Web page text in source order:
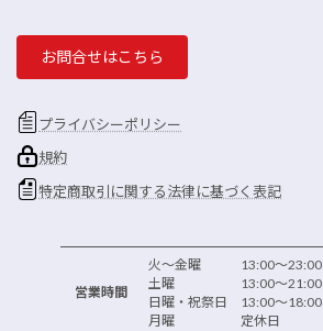
お問合せはこちら
プライバシーポリシー
規約
特定商取引に関する法律に基づく表記
営業時間
火～金曜 13:00～23:00
土曜 13:00～21:00
日曜・祝祭日 13:00～18:00
月曜 定休日